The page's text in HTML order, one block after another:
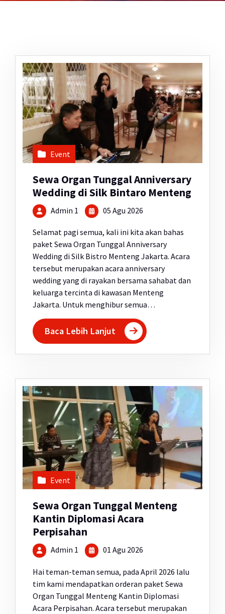
Event
Sewa Organ Tunggal Anniversary
Wedding di Silk Bintaro Menteng
Admin 1 05 Agu 2026
Selamat pagi semua, kali ini kita akan bahas
paket Sewa Organ Tunggal Anniversary
Wedding di Silk Bistro Menteng Jakarta. Acara
tersebut merupakan acara anniversary
wedding yang di rayakan bersama sahabat dan
keluarga tercinta di kawasan Menteng
Jakarta. Untuk menghibur semua…
Baca Lebih Lanjut
Event
Sewa Organ Tunggal Menteng
Kantin Diplomasi Acara
Perpisahan
Admin 1 01 Agu 2026
Hai teman-teman semua, pada April 2026 lalu
tim kami mendapatkan orderan paket Sewa
Organ Tunggal Menteng Kantin Diplomasi
Acara Perpisahan. Acara tersebut merupakan